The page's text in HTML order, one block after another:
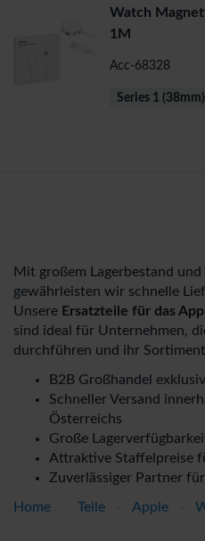
Watch
1M
Acc-68328
Series 1 (38mm)
Mit großem Lagerbestand und
gewährleisten wir schnelle
Unsere Ersatzteile für das
sind ideal für Unternehmen,
durchführen und ihr
B2B Großhandel
Schneller Versand
Österreichs
Große
Attraktive Staffelpreise
Zuverlässiger Partner
Home Teile Apple